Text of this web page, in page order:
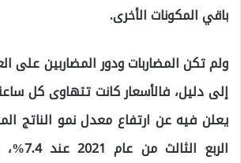
باقي المكونات الأخرى.
ولم تكن المضاربات ودور المضاربين على
إلى دليل، فالأسعار كانت تتهاوى كل
يعلن فيه عن ارتفاع معدل نمو الناتج
الربع